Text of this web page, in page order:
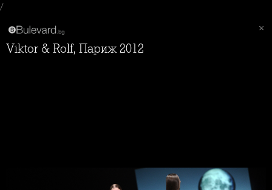
/
Viktor & Rolf, Париж 2012